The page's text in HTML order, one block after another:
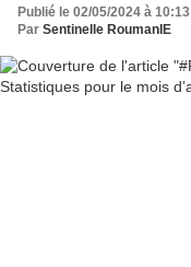
Publié le 02/05/2024 à 10:13
Par Sentinelle RoumanIE